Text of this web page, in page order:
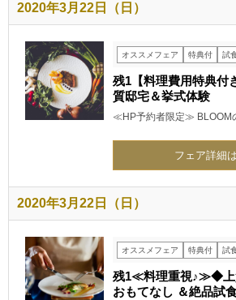
2020年3月22日（日）
オススメフェア 特典付 試
残1【料理費用特典付
質邸宅＆挙式体験
≪HP予約者限定≫ BLOOM
フェア詳細
2020年3月22日（日）
オススメフェア 特典付 試
残1≪料理重視♪≫◆上
おもてなし ＆絶品試